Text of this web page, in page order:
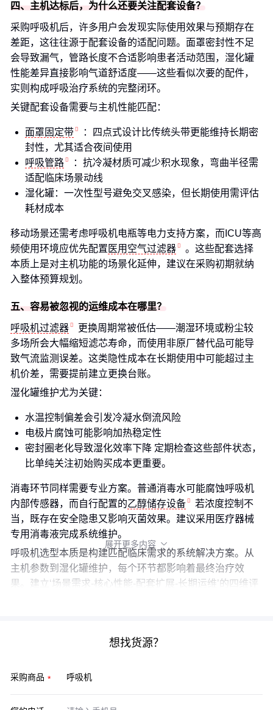
四、主机达标后，为什么还要关注配套设备？
采购呼吸机后，许多用户会发现实际使用效果与预期存在
差距，这往往源于配套设备的适配问题。面罩密封性不足
会导致漏气，管路长度不合适影响患者活动范围，湿化罐
性能差异直接影响气道舒适度——这些看似次要的配件，
实则构成呼吸治疗系统的完整闭环。
关键配套设备需要与主机性能匹配：
面罩固定带
：四点式设计比传统头带更能维持长期密
封性，尤其适合夜间使用
呼吸管路
：抗冷凝材质可减少积水现象，弯曲半径需
适配临床场景动线
湿化罐：一次性型号避免交叉感染，但长期使用需评估
耗材成本
移动场景还需考虑呼吸机电瓶等电力支持方案，而ICU等高
频使用环境应优先配置 医用空气过滤器
。这些配套选择
本质上是对主机功能的场景化延伸，建议在采购初期就纳
入整体预算规划。
五、容易被忽视的运维成本在哪里？
呼吸机过滤器
更换周期常被低估——潮湿环境或粉尘较
多场所会大幅缩短滤芯寿命，而使用非原厂替代品可能导
致气流监测误差。这类隐性成本在长期使用中可能超过主
机价差，需要提前建立更换台账。
湿化罐维护尤为关键：
水温控制偏差会引发冷凝水倒流风险
电极片腐蚀可能影响加热稳定性
密封圈老化导致湿化效率下降 定期检查这些部件状态，
比单纯关注初始购买成本更重要。
消毒环节同样需要专业方案。普通消毒水可能腐蚀呼吸机
内部传感器，而自行配置的乙醇储存设备
若浓度控制不
当，既存在安全隐患又影响灭菌效果。建议采用医疗器械
专用消毒液完成系统维护。
呼吸机选型本质是构建匹配临床需求的系统解决方案。从
主机参数到湿化罐维护，每个环节都影响着最终治疗效
果。建立‘场景需求-核心性能-配套扩展-长期运维’的四维评
展开更多内容 
想找货源？
采购商品